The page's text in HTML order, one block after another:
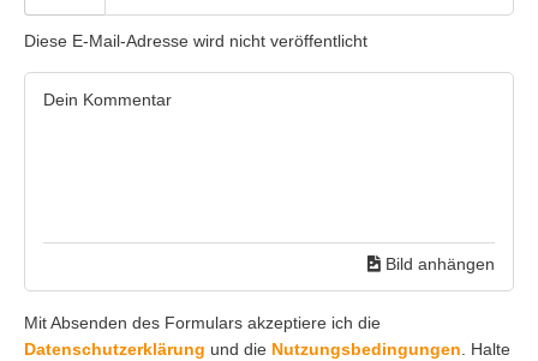
Diese E-Mail-Adresse wird nicht veröffentlicht
Bild anhängen
Mit Absenden des Formulars akzeptiere ich die
Datenschutzerklärung und die Nutzungsbedingungen. Halte